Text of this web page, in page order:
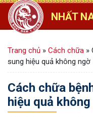
NHẤT
Trang chủ » Cách chữa »
sung hiệu quả không ngờ
Cách chữa
hiệu quả